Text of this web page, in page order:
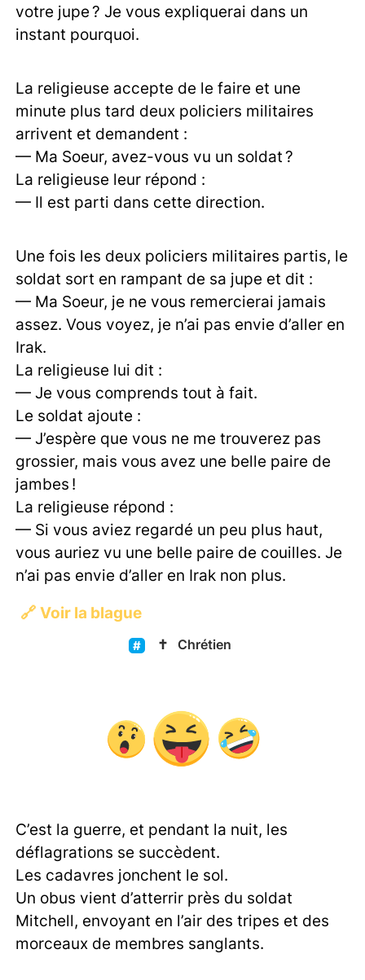
votre jupe ? Je vous expliquerai dans un
instant pourquoi.
La religieuse accepte de le faire et une
minute plus tard deux policiers militaires
arrivent et demandent :
— Ma Soeur, avez-vous vu un soldat ?
La religieuse leur répond :
— Il est parti dans cette direction.
Une fois les deux policiers militaires partis, le
soldat sort en rampant de sa jupe et dit :
— Ma Soeur, je ne vous remercierai jamais
assez. Vous voyez, je n’ai pas envie d’aller en
Irak.
La religieuse lui dit :
— Je vous comprends tout à fait.
Le soldat ajoute :
— J’espère que vous ne me trouverez pas
grossier, mais vous avez une belle paire de
jambes !
La religieuse répond :
— Si vous aviez regardé un peu plus haut,
vous auriez vu une belle paire de couilles. Je
n’ai pas envie d’aller en Irak non plus.
🔗 Voir la blague
✝️ Chrétien
C’est la guerre, et pendant la nuit, les
déflagrations se succèdent.
Les cadavres jonchent le sol.
Un obus vient d’atterrir près du soldat
Mitchell, envoyant en l’air des tripes et des
morceaux de membres sanglants.